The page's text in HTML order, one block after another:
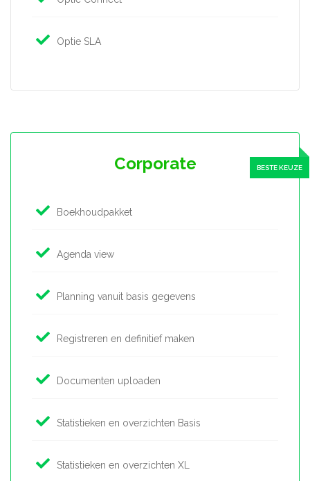
Optie SLA
Corporate
Boekhoudpakket
Agenda view
Planning vanuit basis gegevens
Registreren en definitief maken
Documenten uploaden
Statistieken en overzichten Basis
Statistieken en overzichten XL